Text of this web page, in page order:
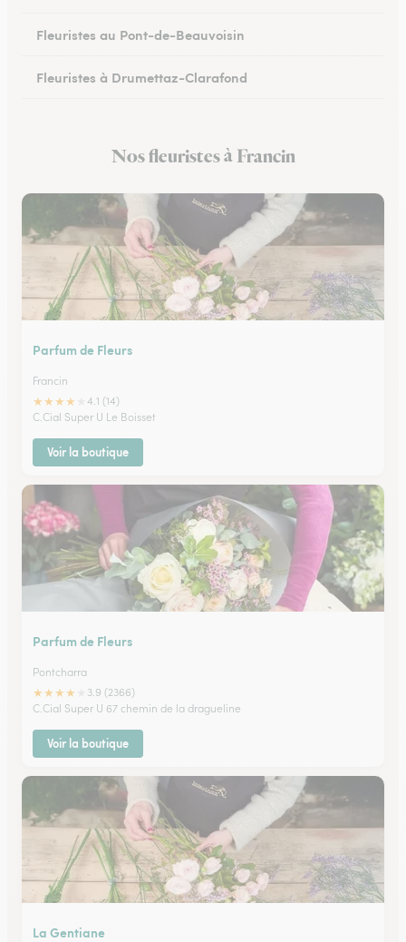
Fleuristes au Pont-de-Beauvoisin
Fleuristes à Drumettaz-Clarafond
Nos fleuristes à Francin
Parfum de Fleurs
Francin
★★★★
4.1 (14)
C.Cial Super U Le Boisset
Voir la boutique
Parfum de Fleurs
Pontcharra
★★★★
3.9 (2366)
C.Cial Super U 67 chemin de la dragueline
Voir la boutique
La Gentiane